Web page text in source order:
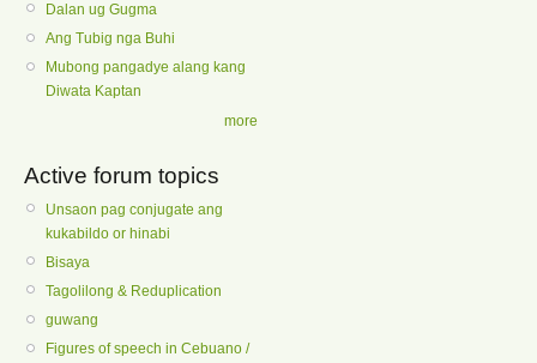
Dalan ug Gugma
Ang Tubig nga Buhi
Mubong pangadye alang kang
Diwata Kaptan
more
Active forum topics
Unsaon pag conjugate ang
kukabildo or hinabi
Bisaya
Tagolilong & Reduplication
guwang
Figures of speech in Cebuano /